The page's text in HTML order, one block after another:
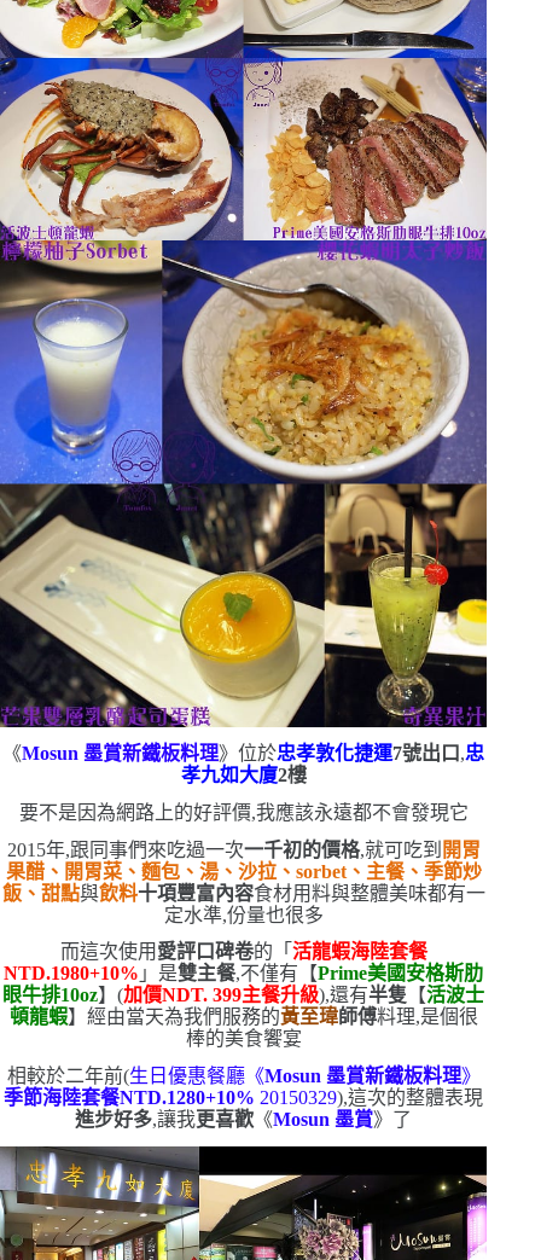
《Mosun 墨賞新鐵板料理》位於忠孝敦化捷運7號出口 ,忠
孝九如大廈2樓
要不是因為網路上的好評價,我應該永遠都不會發現它
2015年,跟同事們來吃過一次一千初的價格,就可吃到 開胃
果醋、開胃菜、麵包、湯、沙拉、 sorbet、主餐、季節炒
飯、甜點與飲料十項豐富內容食材用料與整體美味都有一
定水準,份量也很多
而這次使用 愛評口碑卷的 「 活龍蝦海陸套餐
NTD.1980+10% 」是雙主餐,不僅有【Prime美國安格斯肋
眼牛排10oz】(加價NDT. 399主餐升級),還有半隻 【活波士
頓龍蝦】 經由當天為我們服務的黃至瑋師傅料理,是個很
棒的美食饗宴
相較於二年前(生日優惠餐廳《Mosun 墨賞新鐵板料理》
季節海陸套餐NTD.1280+10% 20150329),這次的整體表現
進步好多,讓我更喜歡 《Mosun 墨賞》了